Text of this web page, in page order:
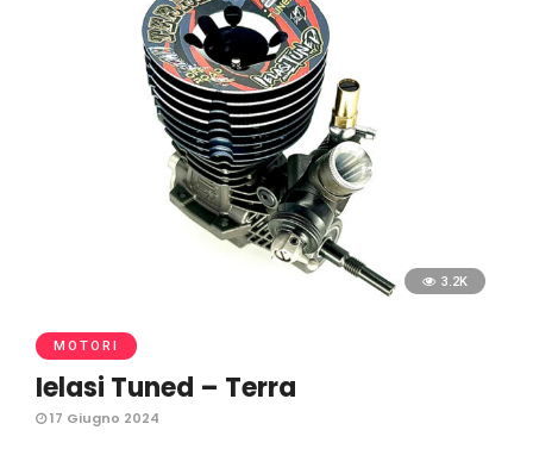
3.2K
MOTORI
Ielasi Tuned – Terra
17 Giugno 2024